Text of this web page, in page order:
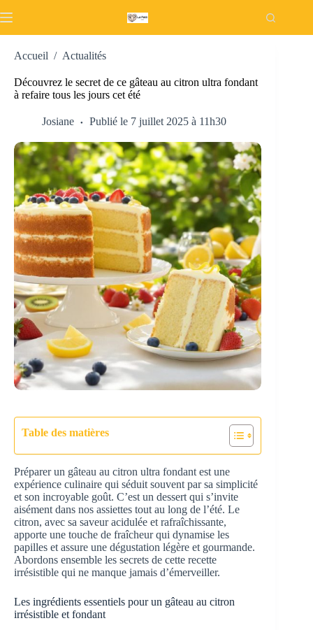
au
Accueil / Actualités
Découvrez le secret de ce gâteau au citron ultra fondant
à refaire tous les jours cet été
Josiane Publié le 7 juillet 2025 à 11h30
Table des matières
Préparer un gâteau au citron ultra fondant est une
expérience culinaire qui séduit souvent par sa simplicité
et son incroyable goût. C’est un dessert qui s’invite
aisément dans nos assiettes tout au long de l’été. Le
citron, avec sa saveur acidulée et rafraîchissante,
apporte une touche de fraîcheur qui dynamise les
papilles et assure une dégustation légère et gourmande.
Abordons ensemble les secrets de cette recette
irrésistible qui ne manque jamais d’émerveiller.
Les ingrédients essentiels pour un gâteau au citron
irrésistible et fondant